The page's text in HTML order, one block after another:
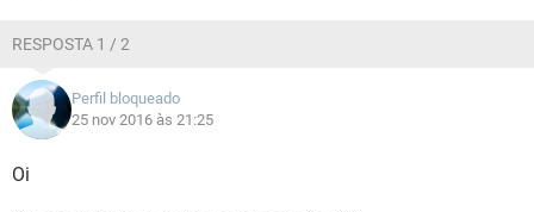
RESPOSTA 1 / 2
Perfil bloqueado
25 nov 2016 às 21:25
Oi